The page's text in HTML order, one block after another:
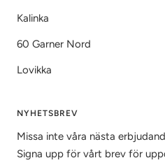
Kalinka
60 Garner Nord
Lovikka
NYHETSBREV
Missa inte våra nästa
Signa upp för vårt brev för